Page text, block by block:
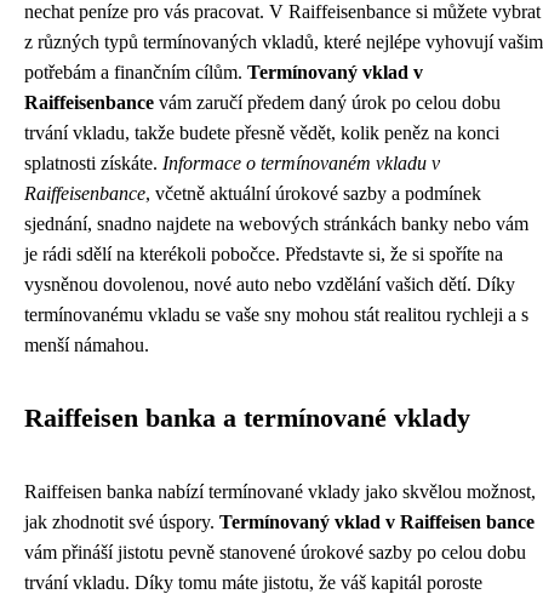
nechat peníze pro vás pracovat. V Raiffeisenbance si můžete vybrat
z různých typů termínovaných vkladů, které nejlépe vyhovují vašim
potřebám a finančním cílům. Termínovaný vklad v
Raiffeisenbance vám zaručí předem daný úrok po celou dobu
trvání vkladu, takže budete přesně vědět, kolik peněz na konci
splatnosti získáte. Informace o termínovaném vkladu v
Raiffeisenbance, včetně aktuální úrokové sazby a podmínek
sjednání, snadno najdete na webových stránkách banky nebo vám
je rádi sdělí na kterékoli pobočce. Představte si, že si spoříte na
vysněnou dovolenou, nové auto nebo vzdělání vašich dětí. Díky
termínovanému vkladu se vaše sny mohou stát realitou rychleji a s
menší námahou.
Raiffeisen banka a termínované vklady
Raiffeisen banka nabízí termínované vklady jako skvělou možnost,
jak zhodnotit své úspory. Termínovaný vklad v Raiffeisen bance
vám přináší jistotu pevně stanovené úrokové sazby po celou dobu
trvání vkladu. Díky tomu máte jistotu, že váš kapitál poroste